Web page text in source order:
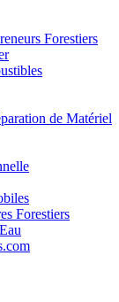
Forestiers
de Matériel
Forestiers